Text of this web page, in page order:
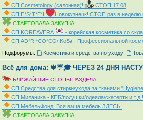
СП Cosmetology (салонная)!
СТОП 17.08
СП Е*S*T*Е*L
Новокузнецк! СТОП раз в неделю
СТАРТОВАЛА ЗАКУПКА:
СП KOREAVERA
- корейская косметика со
СП AD*RI*CO*CO/ KoSa - Профессиональной
Подфорумы: Косметика и средства по уходу,
Всё для дома: 🍁☔🎓 ЧЕРЕЗ 24 ДНЯ
БЛИЖАЙШИЕ СТОПЫ РАЗДЕЛА:
СП Средства для стирки/ухода за тканями
СП Миланика - КПБ/подушки/одеяла/скатерти и
СП МебельФонд! Вся ваша мебель ЗДЕСЬ!
СТАРТОВАЛА ЗАКУПКА: